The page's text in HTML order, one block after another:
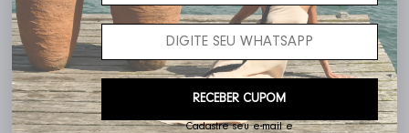
Cadastre seu e-mail e
RECEBER CUPOM